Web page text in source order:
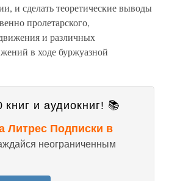
и сделать теоретические выводы
пролетарского,
и различных
в ходе буржуазной
и аудиокниг! 📚
Литрес Подписки в
неограниченным